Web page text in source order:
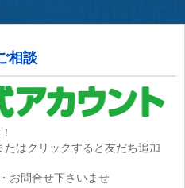
相談
はクリックすると友だち追加
お問合せ下さいませ